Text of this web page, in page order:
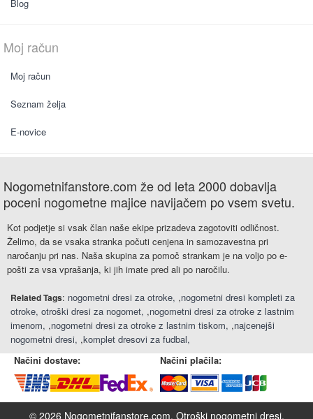
Blog
Moj račun
Moj račun
Seznam želja
E-novice
Nogometnifanstore.com že od leta 2000 dobavlja
poceni nogometne majice navijačem po vsem svetu.
Kot podjetje si vsak član naše ekipe prizadeva zagotoviti odličnost.
Želimo, da se vsaka stranka počuti cenjena in samozavestna pri
naročanju pri nas. Naša skupina za pomoč strankam je na voljo po e-
pošti za vsa vprašanja, ki jih imate pred ali po naročilu.
Related Tags: nogometni dresi za otroke ,nogometni dresi kompleti za
otroke otroški dresi za nogomet ,nogometni dresi za otroke z lastnim
imenom ,nogometni dresi za otroke z lastnim tiskom ,najcenejši
nogometni dresi ,komplet dresovi za fudbal
Načini dostave:
Načini plačila:
© 2026 Nogometnifanstore.com. Otroški nogometni dresi.